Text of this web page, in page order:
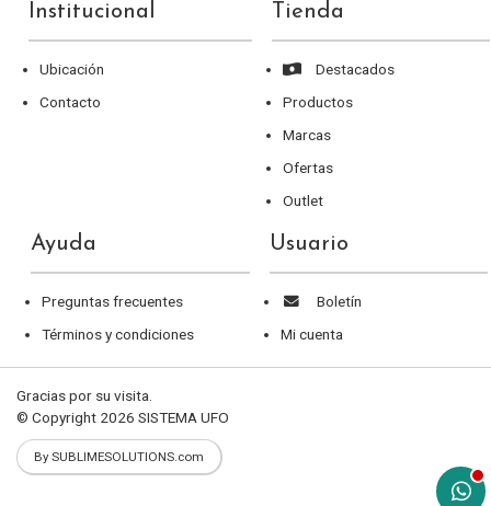
Institucional
Ubicación
Contacto
Tienda
Destacados
Productos
Marcas
Ofertas
Outlet
Ayuda
Preguntas frecuentes
Términos y condiciones
Usuario
Boletín
Mi cuenta
Gracias por su visita.
© Copyright 2026 SISTEMA UFO
By SUBLIMESOLUTIONS.com